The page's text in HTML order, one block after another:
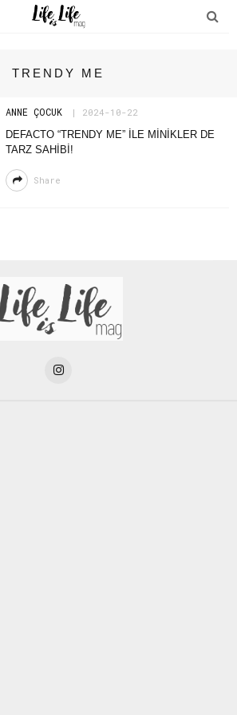
TRENDY ME
ANNE ÇOCUK
2024-10-22
DEFACTO “TRENDY ME” ILE MINIKLER DE
TARZ SAHIBI!
Share